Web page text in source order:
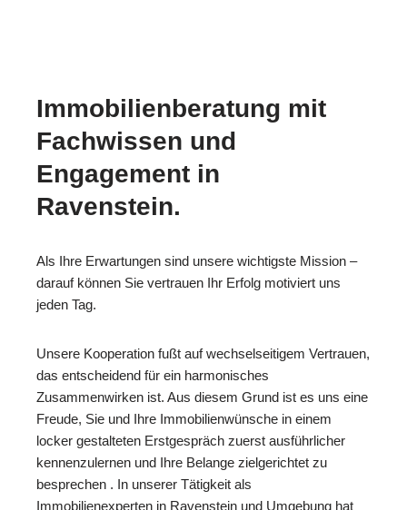
Immobilienberatung mit
Fachwissen und
Engagement in
Ravenstein.
Als Ihre Erwartungen sind unsere wichtigste Mission –
darauf können Sie vertrauen Ihr Erfolg motiviert uns
jeden Tag.
Unsere Kooperation fußt auf wechselseitigem Vertrauen,
das entscheidend für ein harmonisches
Zusammenwirken ist. Aus diesem Grund ist es uns eine
Freude, Sie und Ihre Immobilienwünsche in einem
locker gestalteten Erstgespräch zuerst ausführlicher
kennenzulernen und Ihre Belange zielgerichtet zu
besprechen . In unserer Tätigkeit als
Immobilienexperten in Ravenstein und Umgebung hat